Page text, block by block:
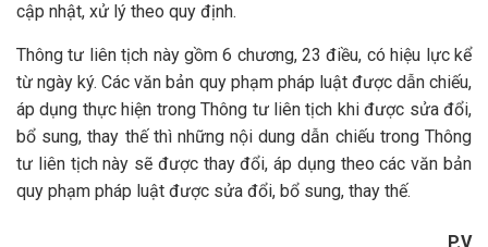
cập nhật, xử lý theo quy định.
Thông tư liên tịch này gồm 6 chương, 23 điều, có hiệu lực kể
từ ngày ký. Các văn bản quy phạm pháp luật được dẫn chiếu,
áp dụng thực hiện trong Thông tư liên tịch khi được sửa đổi,
bổ sung, thay thế thì những nội dung dẫn chiếu trong Thông
tư liên tịch này sẽ được thay đổi, áp dụng theo các văn bản
quy phạm pháp luật được sửa đổi, bổ sung, thay thế.
P.V